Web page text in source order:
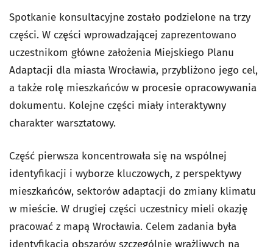
Spotkanie konsultacyjne zostało podzielone na trzy
części. W części wprowadzającej zaprezentowano
uczestnikom główne założenia Miejskiego Planu
Adaptacji dla miasta Wrocławia, przybliżono jego cel,
a także rolę mieszkańców w procesie opracowywania
dokumentu. Kolejne części miały interaktywny
charakter warsztatowy.
Część pierwsza koncentrowała się na wspólnej
identyfikacji i wyborze kluczowych, z perspektywy
mieszkańców, sektorów adaptacji do zmiany klimatu
w mieście. W drugiej części uczestnicy mieli okazję
pracować z mapą Wrocławia. Celem zadania była
identyfikacja obszarów szczególnie wrażliwych na